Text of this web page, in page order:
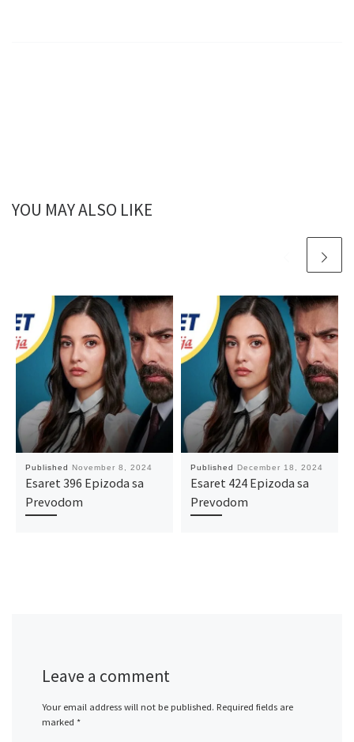
YOU MAY ALSO LIKE
Published November 8, 2024
Esaret 396 Epizoda sa
Prevodom
Published December 18, 2024
Esaret 424 Epizoda sa
Prevodom
Leave a comment
Your email address will not be published. Required fields are
marked *